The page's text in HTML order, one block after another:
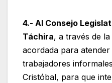
4.- Al Consejo
Táchira, a través de
acordada para
trabajadores
Cristóbal, para que